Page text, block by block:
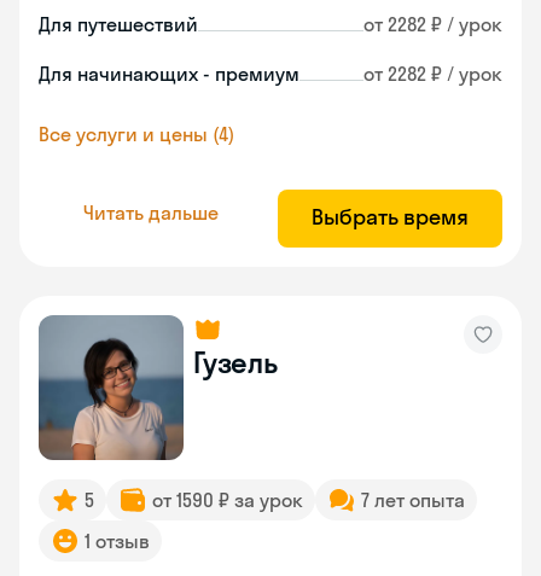
Для путешествий от 2282 ₽ / урок
Для начинающих - премиум от 2282 ₽ / урок
Все услуги и цены (4)
Читать дальше Выбрать время
Гузель
5 от 1590 ₽ за урок
7 лет опыта
1 отзыв